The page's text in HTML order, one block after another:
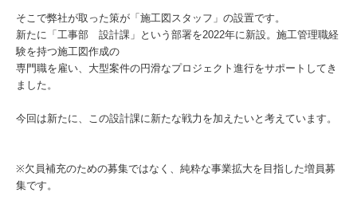
そこで弊社が取った策が「施工図スタッフ」の設置です。
新たに「工事部 設計課」という部署を2022年に新設。施工管理職経
験を持つ施工図作成の
専門職を雇い、大型案件の円滑なプロジェクト進行をサポートしてき
ました。
今回は新たに、この設計課に新たな戦力を加えたいと考えています。
※欠員補充のための募集ではなく、純粋な事業拡大を目指した増員募
集です。